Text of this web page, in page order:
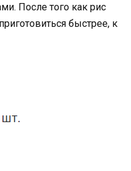
После того как рис
быстрее, к